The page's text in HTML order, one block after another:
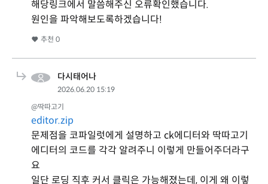
해당링크에서 말씀해주신 오류확인했습니다.
원인을 파악해보도록하겠습니다!
추천 0
다시태어나
2026.06.20 15:19
@딱따고기
editor.zip
문제점을 코파일럿에게 설명하고 ck에디터와 딱따고기
에디터의 코드를 각각 알려주니 이렇게 만들어주더라구
요
일단 로딩 직후 커서 클릭은 가능해졌는데, 이게 왜 이렇